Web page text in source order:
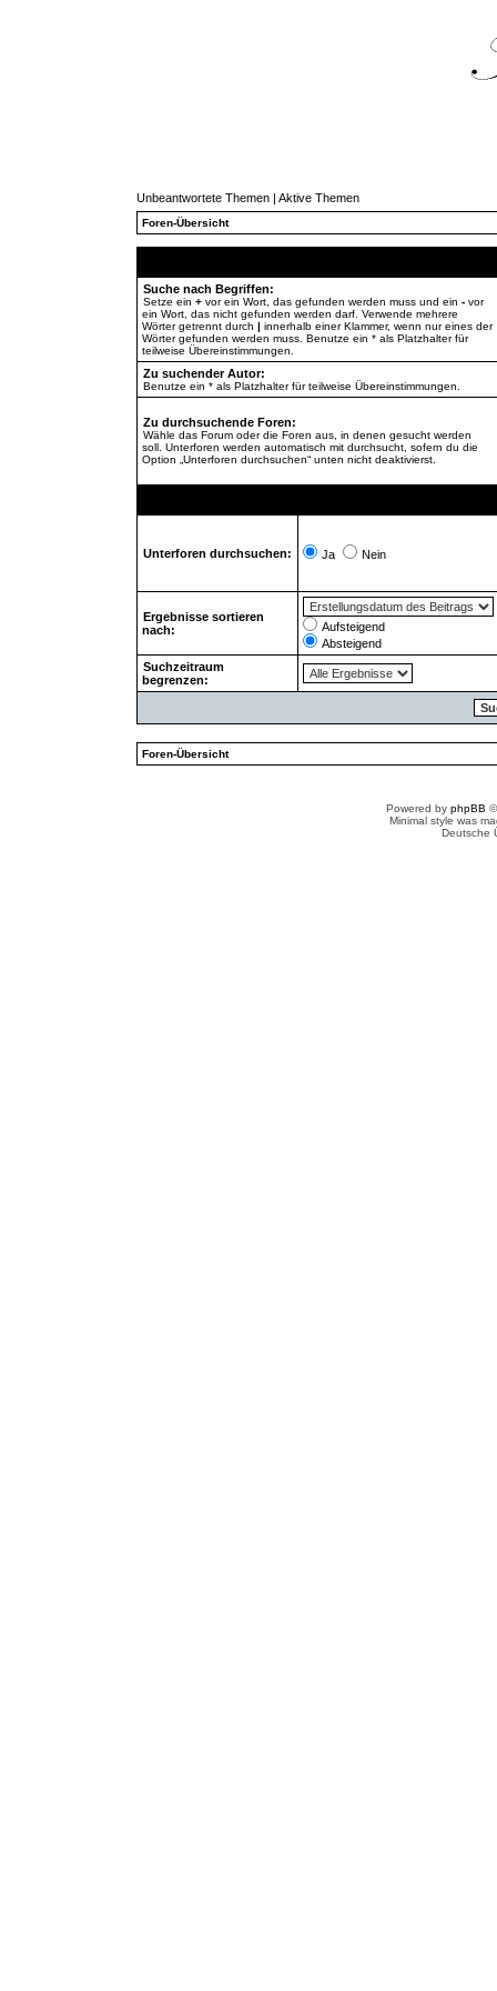
Unbeantwortete Themen| Aktive Themen
Foren-Übersicht
Suche nach Begriffen:
Setze ein +vor ein Wort, das gefunden werden muss und ein -vor
ein Wort, das nicht gefunden werden darf. Verwende mehrere
Wörter getrennt durch | innerhalb einer Klammer, wenn nur eines der
Wörter gefunden werden muss. Benutze ein * als Platzhalter für
teilweise Übereinstimmungen.
Zu suchender Autor:
Benutze ein * als Platzhalter für teilweise Übereinstimmungen.
Zu durchsuchende Foren:
Wähle das Forum oder die Foren aus, in denen gesucht werden
soll. Unterforen werden automatisch mit durchsucht, sofern du die
Option „Unterforen durchsuchen“ unten nicht deaktivierst.
Unterforen durchsuchen: Ja Nein
Ergebnisse sortieren
nach:
Aufsteigend
Absteigend
Suchzeitraum
begrenzen:
Foren-Übersicht
Powered by phpBB
Minimal style was
Deutsche